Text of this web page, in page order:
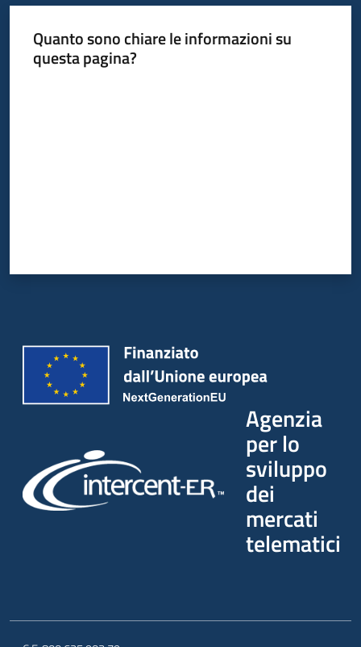
Quanto sono chiare le informazioni su
questa pagina?
Agenzia
per lo
sviluppo
dei
mercati
telematici